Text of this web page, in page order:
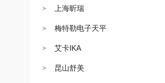
上海昕瑞
梅特勒电子天平
艾卡IKA
昆山舒美